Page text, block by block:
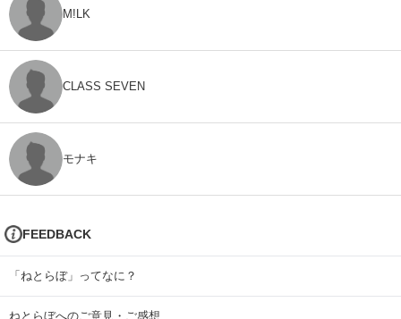
M!LK
CLASS SEVEN
モナキ
FEEDBACK
「ねとらぼ」ってなに？
ねとらぼへのご意見・ご感想